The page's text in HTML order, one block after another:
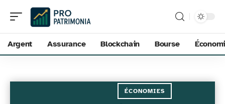
Argent Assurance Blockchain Bourse
ÉCONOMIES